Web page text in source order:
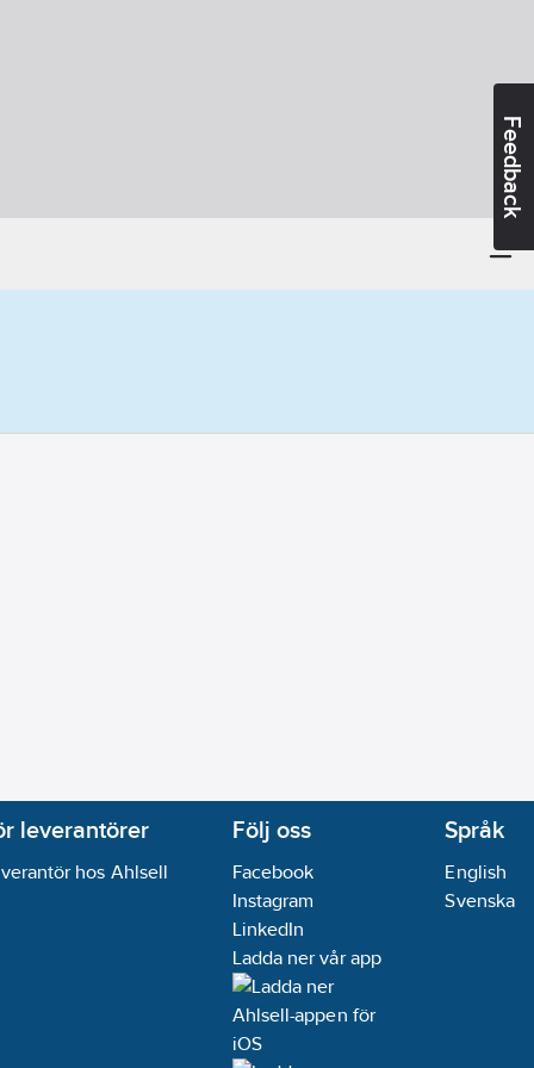
Feedback
leverantörer
hos Ahlsell
Följ oss
Facebook
Instagram
LinkedIn
Ladda ner vår app
Språk
English
Svenska